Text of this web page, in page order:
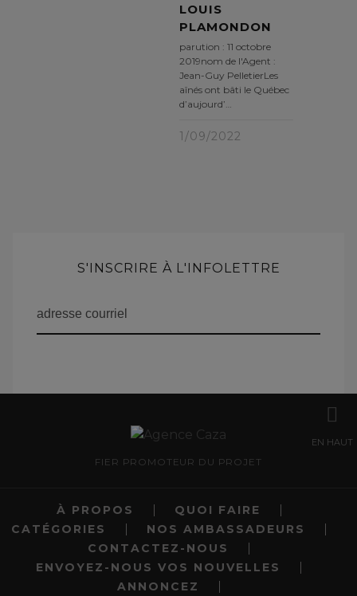
LOUIS
PLAMONDON
parution : 11 octobre
2019nom de l'Agent :
Jean-Guy PelletierLes
aînés ont bâti le Québec
d’aujourd’…
1/09/2022
S'INSCRIRE À L'INFOLETTRE
EN HAUT
FIER PROMOTEUR DU PROJET
À PROPOS
QUOI FAIRE
CATÉGORIES
NOS AMBASSADEURS
CONTACTEZ-NOUS
ENVOYEZ-NOUS VOS NOUVELLES
ANNONCEZ